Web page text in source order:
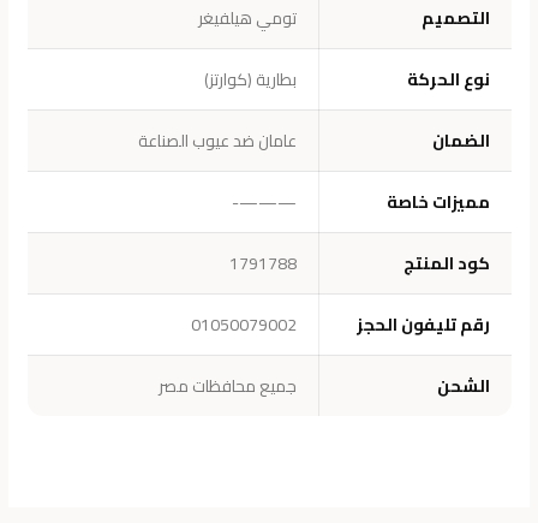
التصميم
تومي هيلفيغر
نوع الحركة
بطارية (كوارتز)
الضمان
عامان ضد عيوب الصناعة
مميزات خاصة
———-
كود المنتج
1791788
رقم تليفون الحجز
01050079002
الشحن
جميع محافظات مصر